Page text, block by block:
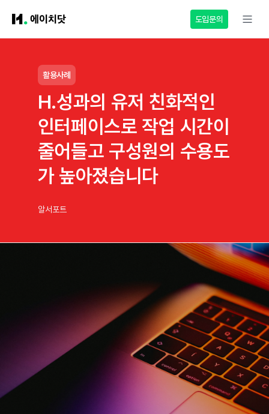
도입문의
활용사례
H.성과의 유저 친화적인
인터페이스로 작업 시간이
줄어들고 구성원의 수용도
가 높아졌습니다
알서포트